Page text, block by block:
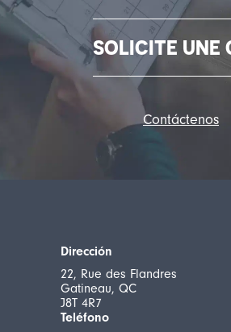
SOLICITE UNE
Contáctenos
Dirección
22, Rue des Flandres
Gatineau, QC
J8T 4R7
Teléfono